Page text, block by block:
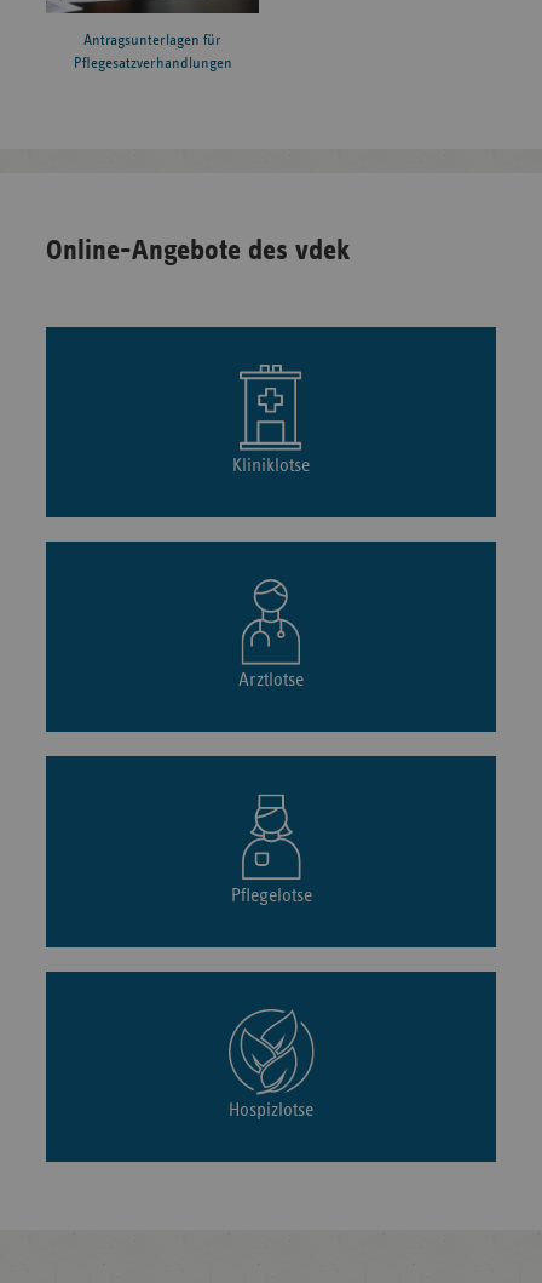
Antragsunterlagen für
Pflegesatzverhandlungen
Online-Angebote des vdek
Kliniklotse
Arztlotse
Pflegelotse
Hospizlotse